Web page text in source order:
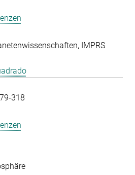
IMPRS
318